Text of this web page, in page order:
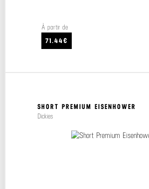
À partir de
71.44€
SHORT PREMIUM EISENHOWER
Dickies